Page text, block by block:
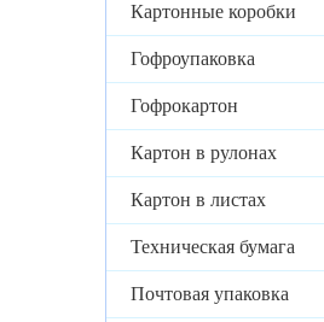
Картонные коробки
Гофроупаковка
Гофрокартон
Картон в рулонах
Картон в листах
Техническая бумага
Почтовая упаковка